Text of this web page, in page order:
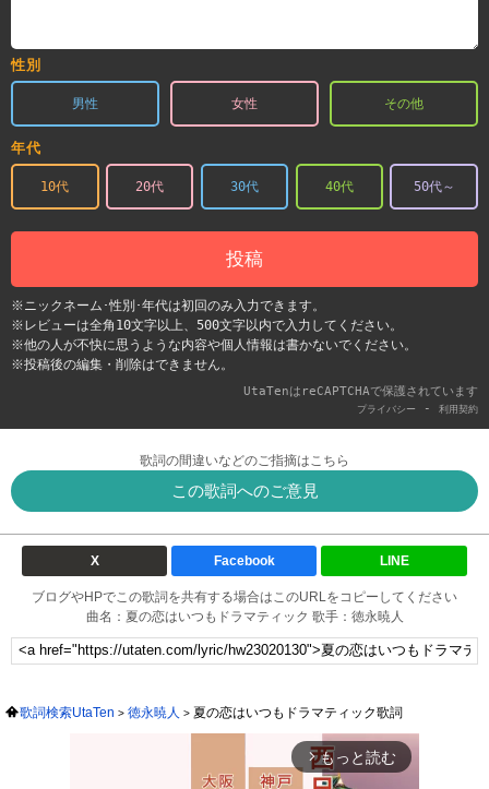
性別
男性 女性 その他
年代
10代 20代 30代 40代 50代～
投稿
※ニックネーム･性別･年代は初回のみ入力できます。
※レビューは全角10文字以上、500文字以内で入力してください。
※他の人が不快に思うような内容や個人情報は書かないでください。
※投稿後の編集・削除はできません。
UtaTenはreCAPTCHAで保護されています
プライバシー - 利用契約
歌詞の間違いなどのご指摘はこちら
この歌詞へのご意見
X Facebook LINE
ブログやHPでこの歌詞を共有する場合はこのURLをコピーしてください
曲名：夏の恋はいつもドラマティック 歌手：徳永暁人
歌詞検索UtaTen 徳永暁人 夏の恋はいつもドラマティック歌詞
arrow_forward_ios もっと読む